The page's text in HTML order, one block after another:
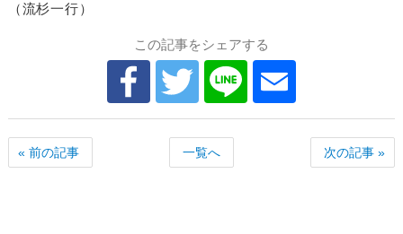
（流杉一行）
この記事をシェアする
« 前の記事 一覧へ 次の記事 »